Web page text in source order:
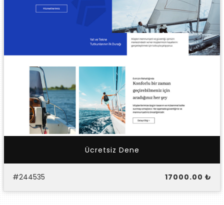
Ücretsiz Dene
#244535 17000.00 ₺